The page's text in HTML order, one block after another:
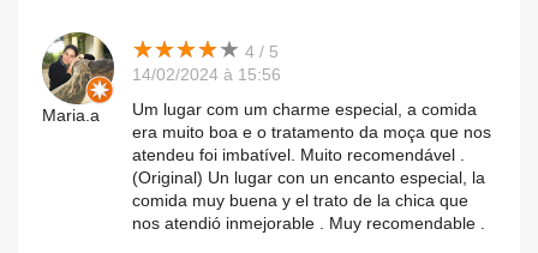
Maria.a
★★★★★
★★★★★ 4 / 5
14/02/2024 à 15:56
Um lugar com um charme especial, a comida
era muito boa e o tratamento da moça que nos
atendeu foi imbatível. Muito recomendável .
(Original) Un lugar con un encanto especial, la
comida muy buena y el trato de la chica que
nos atendió inmejorable . Muy recomendable .